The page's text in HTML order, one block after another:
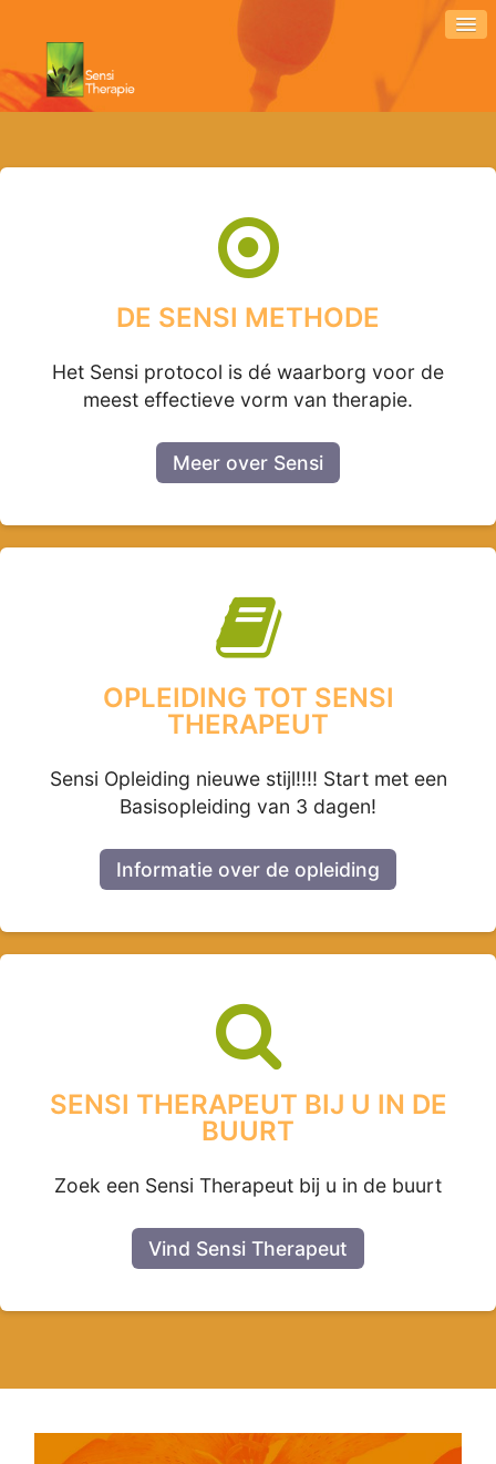
DE SENSI METHODE
Het Sensi protocol is dé waarborg voor de
meest effectieve vorm van therapie.
Meer over Sensi
OPLEIDING TOT SENSI
THERAPEUT
Sensi Opleiding nieuwe stijl!!!! Start met een
Basisopleiding van 3 dagen!
Informatie over de opleiding
SENSI THERAPEUT BIJ U IN DE
BUURT
Zoek een Sensi Therapeut bij u in de buurt
Vind Sensi Therapeut